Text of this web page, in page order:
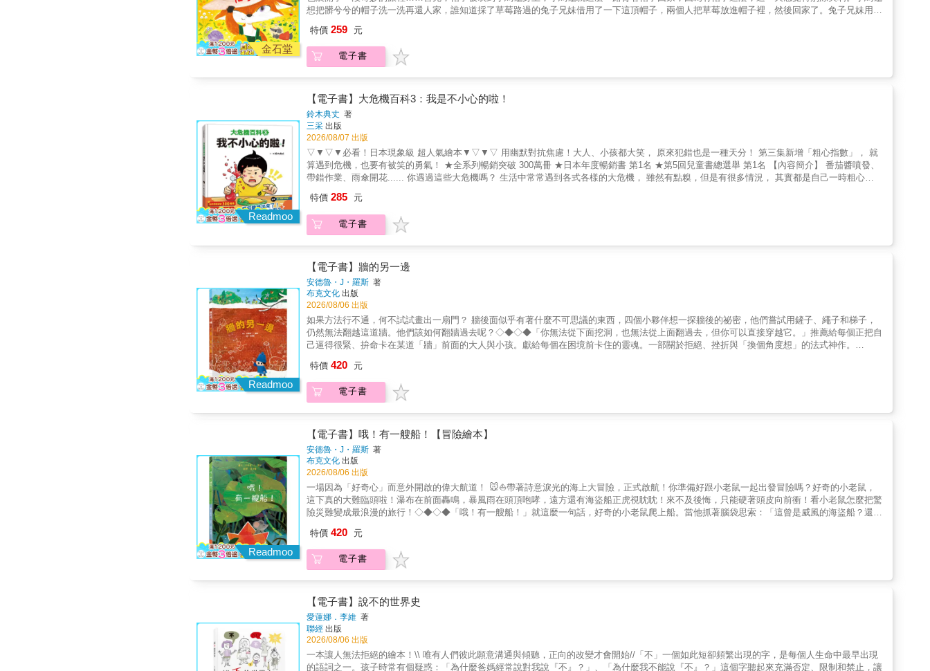
金石堂
想把髒兮兮的帽子洗一洗再還人家，誰知道採了草莓路過的兔子兄妹借用了一下這頂帽子，兩個人把草莓放進帽子裡，然後回家了。兔子兄妹用完
的綠繡眼寶寶們正在哭，因為太亮了，睡不著啦！綠繡眼爸爸和媽媽借用了帽子蓋在鳥巢上，用來當作保護孩子睡覺的鳥巢屋頂。隔天把帽子上一
個小小的洞補好，打算再還回去。經過了這麼幾個人的使用與修補，原來髒髒的、舊舊的，還破了一個洞的帽子，回到小狐狸手上時，已經變得乾
淨又漂亮了呢！小狐狸的帽子儘管已經褪色了、弄髒了，還有破洞，但那頂帽子對他來說，依舊是很重要的。小烏龜、兔子兄妹和綠繡眼爸媽、
地描繪出來，必定能吸引小讀者的目光。
特價 259 元
電子書
Readmoo
【電子書】大危機百科3：我是不小心的啦！
鈴木典丈 著
三采 出版
2026/08/07 出版
▽▼▽▼必看！日本現象級 超人氣繪本▼▽▼▽ 用幽默對抗焦慮！大人、小孩都大笑， 原來犯錯也是一種天分！ 第三集新增「粗心指數」， 就
算遇到危機，也要有被笑的勇氣！ ★全系列暢銷突破 300萬冊 ★日本年度暢銷書 第1名 ★第5回兒童書總選舉 第1名 【內容簡介】 番茄醬噴發、
帶錯作業、雨傘開花...... 你遇過這些大危機嗎？ 生活中常常遇到各式各樣的大危機， 雖然有點糗，但是有很多情況， 其實都是自己一時粗心造
特色】 ★ 本集新增「粗心指數」概念，培養察覺問題、提升自我管理能力。 ★ 收錄30個以上生活中的「大危機情境」，讀者容易產生共鳴。 ★
提供「克服危機」的方法，用幽默化解尷尬與不安！ 【書籍資訊】 書籍資訊：有注音，5歲以下親子共讀，5歲以上自行閱讀。 六大領域分類：認
知、社會 六大能力分類：自主管理、想像創造
特價 285 元
電子書
Readmoo
【電子書】牆的另一邊
安德魯・J・羅斯 著
布克文化 出版
2026/08/06 出版
如果方法行不通，何不試試畫出一扇門？ 牆後面似乎有著什麼不可思議的東西，四個小夥伴想一探牆後的祕密，他們嘗試用鏟子、繩子和梯子，
仍然無法翻越這道牆。他們該如何翻牆過去呢？◇◆◇◆「你無法從下面挖洞，也無法從上面翻過去，但你可以直接穿越它。」推薦給每個正把自
己逼得很緊、拚命卡在某道「牆」前面的大人與小孩。獻給每個在困境前卡住的靈魂。一部關於拒絕、挫折與「換個角度想」的法式神作。
——喀嚓！鏟子斷了。有人帶了很長的繩索想攀爬——啪一聲！繩索裂了。有人帶了可靠的梯子想翻牆——碰！梯子垮了。面對別人的主動幫忙，
每個人都說：「不用，我有工具！」直到所有工具都壞光了，大家沮喪的坐在牆下，那個一直想幫忙的傢伙走過來，在牆上畫了……一扇門。大家
嘲笑他：「這只是塗鴉、這不是門、這行不通啦！」但，真的不行嗎？這本幽默又充滿哲理的繪本，不只打開我們的想像，也溫柔戳中我們現實生
法，說不定就是帶你前往新世界的祕密通道。快翻開這本書，和孩子一起推開這扇不可思議的神奇之門吧！#思維框架 #幽默寓言 #問題解決 #親
子共讀 #翻轉思考 ◇◆◇◆───｜本書特色｜───◆本書蘊含著豐富的寓意，不斷重複又落空的幽默節奏，牢牢抓住孩子的注意力，並在預期中
產生強烈的笑點。◆打破盲目執著的思維教育，角色們寧可相信壞掉的工具，也不願相信眼前的「門」，隱喻人們容易被過去經驗綁架的盲點，是
極佳的批判性思考教材。◆充滿兒童文學中常見的元素：好奇心、探索其他世界的渴望、勇於嘗試新道路、「孤身一人」的心態與互助團結的對
比、以及能夠帶你遨遊四方的想像力！◆故事雋永且寓意深遠，具有層次豐富的對白，讓讀者能自然融入劇情，勾起孩子的好奇心，精彩故事讓人
回味無窮。◆簡單的文字非常適合朗讀，簡短的對話和色彩鮮豔的插圖，就把這個看似簡單的故事變成了一場精彩的冒險，賦予整本書動人的節
奏。◆故事以重複的語句展現出法式幽默。每個角色都有自己獨特的字體顏色，為閱讀體驗增添了一份趣味。◆生動的插圖充滿活力，幽默風趣，
這本書鼓勵孩子們想像力是最強大、最不可摧毀的工具。◆適合親子共讀。
特價 420 元
電子書
Readmoo
【電子書】哦！有一艘船！【冒險繪本】
安德魯・J・羅斯 著
布克文化 出版
2026/08/06 出版
一場因為「好奇心」而意外開啟的偉大航道！ 🐭⛵帶著詩意淚光的海上大冒險，正式啟航！你準備好跟小老鼠一起出發冒險嗎？好奇的小老鼠，
這下真的大難臨頭啦！瀑布在前面轟鳴，暴風雨在頭頂咆哮，遠方還有海盜船正虎視眈眈！來不及後悔，只能硬著頭皮向前衝！看小老鼠怎麼把驚
險災難變成最浪漫的旅行！◇◆◇◆「哦！有一艘船！」就這麼一句話，好奇的小老鼠爬上船。當他抓著腦袋思索：「這曾是威風的海盜船？還是
還有傳說中的海盜、夢幻的島嶼，與擦身而過的遠洋客輪。過程充滿詩意，又讓人忍俊不禁。這是一隻平凡小老鼠，最不平凡的海上大冒險！快翻
開書，跟著小老鼠一起出發探險，看他如何乘風破浪！◇◆◇◆───｜內容介紹｜───哦！有一艘船！有一天，一隻老鼠發現一艘船！出於好
奇，老鼠爬上船。「這艘船是從哪裡來的呢？」老鼠想著：「它經歷過什麼冒險呢？」這會是一艘海盜船嗎？說不定曾在茫茫大海中尋找寶藏？這
老鼠越漂越遠！很快的，老鼠聽到一種奇怪、低沉的嗡嗡聲。 嗡嗡聲變成轟隆聲。轟隆聲變成……巨大的咆哮聲！船和老鼠被沖出河流，然後一
起流進大海裡。他們在擠滿船隻的海中浮沉，經過了油輪、帆船、郵輪以及貨輪。船繼續漂流著。船載著老鼠越漂越遠，直到天空變成海洋，海洋
變成天空。白天變成黑夜，黑夜變成白天。他們經過一群海盜。還經歷一場幾乎將他們吞沒的暴風雨。這艘船最終會將老鼠帶往何方呢？
◇◆◇◆───｜本書特色｜───◆作者以鮮豔和柔和的色彩，結合繪畫和剪紙藝術，展現出豐富的想像力。書中一頁頁不同的剪紙和角度，特寫
和遠景交替呈現，色彩也隨著畫面情緒而改變。◆故事雋永且寓意深遠，具有層次豐富的場景。讓讀者自然融入看著小老鼠的心情跌宕起伏，精彩
故事讓人感同身受。◆詩意與幽默的完美揉合，書中既有大自然的壯闊詩意，又有小老鼠自言自語的法式幽默。◆讓人如同親身經歷的視覺與想像
特價 420 元
電子書
【電子書】說不的世界史
愛蓮娜．李維 著
聯經 出版
2026/08/06 出版
一本讓人無法拒絕的繪本！\\ 唯有人們彼此願意溝通與傾聽，正向的改變才會開始//「不」一個如此短卻頻繁出現的字，是每個人生命中最早出現
的語詞之一。孩子時常有個疑惑：「為什麼爸媽經常說對我說『不』？」、「為什麼我不能說『不』？」這個字聽起來充滿否定、限制和禁止，讓